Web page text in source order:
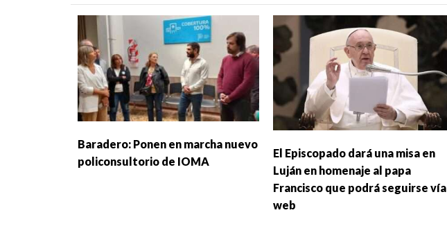
Baradero: Ponen en marcha nuevo
policonsultorio de IOMA
El Episcopado dará una misa en
Luján en homenaje al papa
Francisco que podrá seguirse vía
web